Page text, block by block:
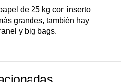
de 25 kg con inserto
grandes, también hay
y big bags.